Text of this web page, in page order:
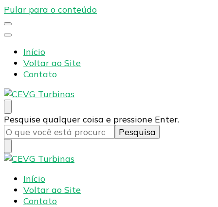
Pular para o conteúdo
Início
Voltar ao Site
Contato
CEVG Turbinas
Blog – CEVG Turbinas
Procurando
algo?
Pesquise qualquer coisa e pressione Enter.
CEVG Turbinas
Blog – CEVG Turbinas
Início
Voltar ao Site
Contato